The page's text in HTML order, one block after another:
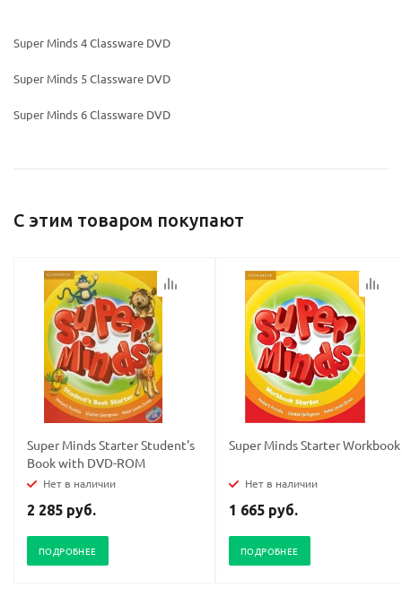
Super Minds 4 Classware DVD
Super Minds 5 Classware DVD
Super Minds 6 Classware DVD
С этим товаром покупают
Super Minds Starter Student's
Book with DVD-ROM
Нет в наличии
2 285 руб.
ПОДРОБНЕЕ
Super Minds Starter Workbook
Нет в наличии
1 665 руб.
ПОДРОБНЕЕ